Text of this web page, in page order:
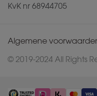
KvK nr 68944705
© 2019-2024 All Rights
Algemene